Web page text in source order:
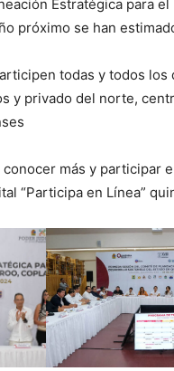
Estratégica para
próximo se han
todas y todos
y privado del norte,
más y participar
“Participa en Línea”